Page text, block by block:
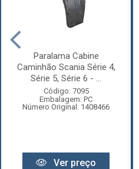
Paralama Cabine
Caminhão Scania Série 4,
Série 5, Série 6 - ...
Código: 7095
Embalagem: PC
Número Original: 1408466
Ver preço